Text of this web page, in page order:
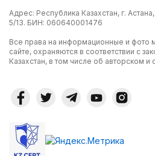
Адрес: Республика Казахстан, г.
5/13. БИН: 060640001476
Все права на информационные и фото
сайте, охраняются в соответствии с
Казахстан, в том числе об авторском